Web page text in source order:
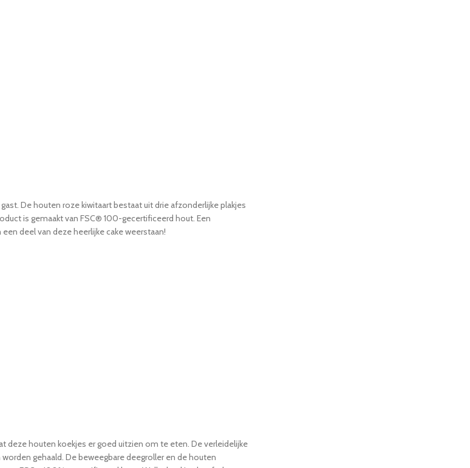
De houten roze kiwitaart bestaat uit drie afzonderlijke plakjes
is gemaakt van FSC® 100-gecertificeerd hout. Een
deel van deze heerlijke cake weerstaan!
deze houten koekjes er goed uitzien om te eten. De verleidelijke
gehaald. De beweegbare deegroller en de houten